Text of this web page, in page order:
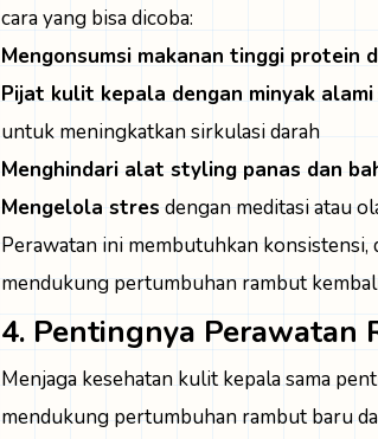
cara yang bisa dicoba:
Mengonsumsi makanan tinggi protein
Pijat kulit kepala dengan minyak alami
untuk meningkatkan sirkulasi darah
Menghindari alat styling panas dan
Mengelola stres dengan meditasi atau
Perawatan ini membutuhkan
mendukung pertumbuhan rambut
4. Pentingnya Perawatan
Menjaga kesehatan kulit kepala sama
mendukung pertumbuhan rambut baru